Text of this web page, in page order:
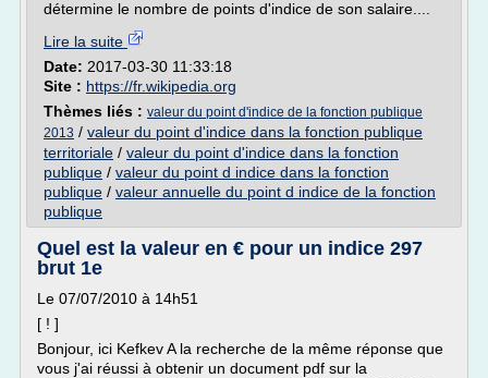
détermine le nombre de points d'indice de son salaire....
Lire la suite
Date: 2017-03-30 11:33:18
Site : https://fr.wikipedia.org
Thèmes liés : valeur du point d'indice de la fonction publique
2013 / valeur du point d'indice dans la fonction publique
territoriale / valeur du point d'indice dans la fonction
publique / valeur du point d indice dans la fonction
publique / valeur annuelle du point d indice de la fonction
publique
Quel est la valeur en € pour un indice 297
brut 1e
Le 07/07/2010 à 14h51
[ ! ]
Bonjour, ici Kefkev A la recherche de la même réponse que
vous j'ai réussi à obtenir un document pdf sur la